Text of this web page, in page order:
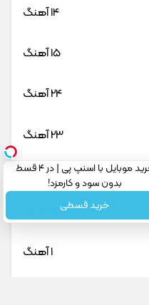
14 آهنگ
15 آهنگ
24 آهنگ
23 آهنگ
1 آهنگ
1 آهنگ
خرید موبایل با اسنپ پی | در ۴ قسط
بدون سود و کارمزد!
خرید قسطی